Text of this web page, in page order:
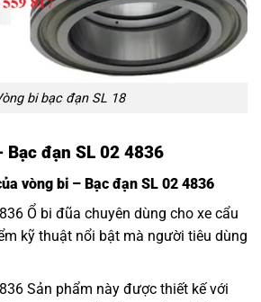
bi bạc đạn SL 18
đạn SL 02 4836
vòng bi – Bạc đạn SL 02 4836
Ổ bi đũa chuyên dùng cho xe cẩu
kỹ thuật nổi bật mà người tiêu dùng
Sản phẩm này được thiết kế với